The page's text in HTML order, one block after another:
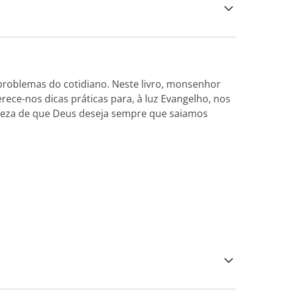
do cotidiano. Neste livro, monsenhor
nos dicas práticas para, à luz Evangelho, nos
de que Deus deseja sempre que saiamos